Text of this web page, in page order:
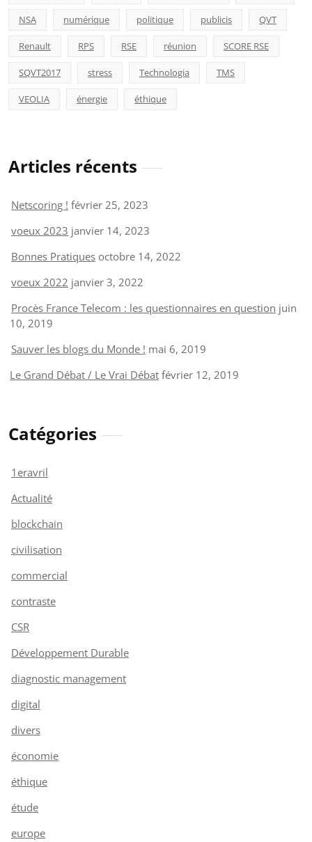
NSA numérique politique publicis QVT
Renault RPS RSE réunion SCORE RSE
SQVT2017 stress Technologia TMS
VEOLIA énergie éthique
Articles récents
Netscoring ! février 25, 2023
voeux 2023 janvier 14, 2023
Bonnes Pratiques octobre 14, 2022
voeux 2022 janvier 3, 2022
Procès France Telecom : les questionnaires en question juin
10, 2019
Sauver les blogs du Monde ! mai 6, 2019
Le Grand Débat / Le Vrai Débat février 12, 2019
Catégories
1eravril
Actualité
blockchain
civilisation
commercial
contraste
CSR
Développement Durable
diagnostic management
digital
divers
économie
éthique
étude
europe